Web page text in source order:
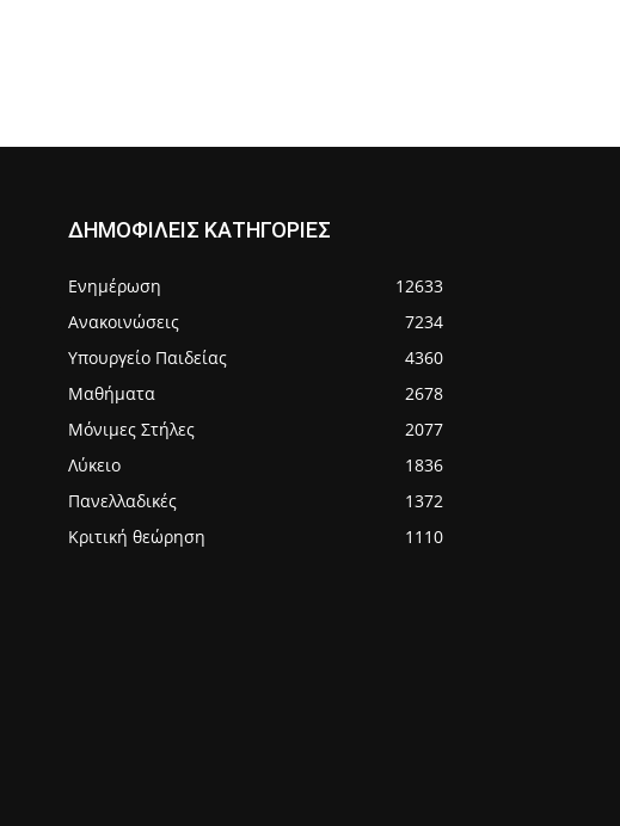
ΔΗΜΟΦΙΛΕΙΣ ΚΑΤΗΓΟΡΙΕΣ
Ενημέρωση
12633
Ανακοινώσεις
7234
Υπουργείο Παιδείας
4360
Μαθήματα
2678
Μόνιμες Στήλες
2077
Λύκειο
1836
Πανελλαδικές
1372
Κριτική θεώρηση
1110